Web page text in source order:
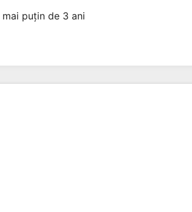
puțin de 3 ani